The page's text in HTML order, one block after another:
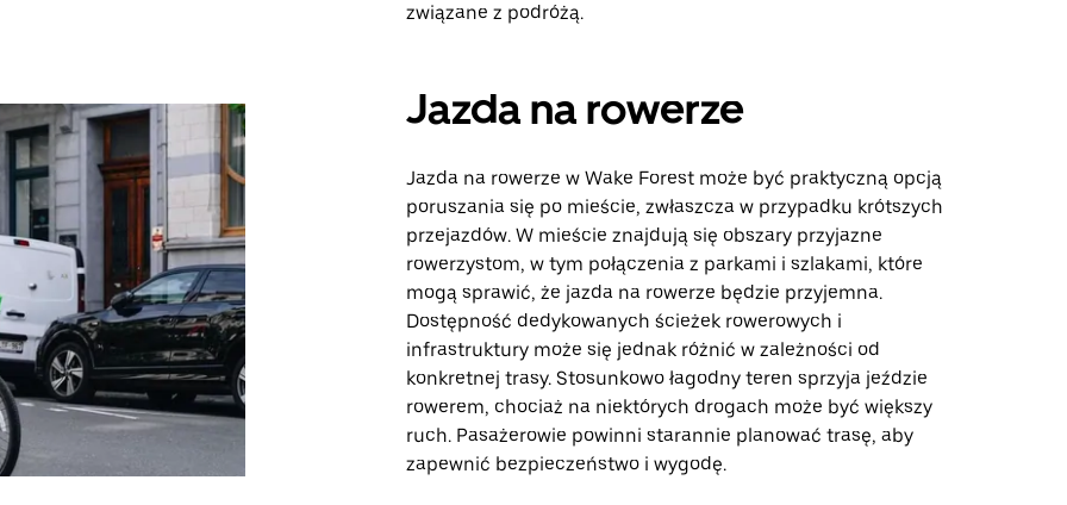
związane z podróżą.
Jazda na rowerze
Jazda na rowerze w Wake Forest może być praktyczną opcją
poruszania się po mieście, zwłaszcza w przypadku krótszych
przejazdów. W mieście znajdują się obszary przyjazne
rowerzystom, w tym połączenia z parkami i szlakami, które
mogą sprawić, że jazda na rowerze będzie przyjemna.
Dostępność dedykowanych ścieżek rowerowych i
infrastruktury może się jednak różnić w zależności od
konkretnej trasy. Stosunkowo łagodny teren sprzyja jeździe
rowerem, chociaż na niektórych drogach może być większy
ruch. Pasażerowie powinni starannie planować trasę, aby
zapewnić bezpieczeństwo i wygodę.